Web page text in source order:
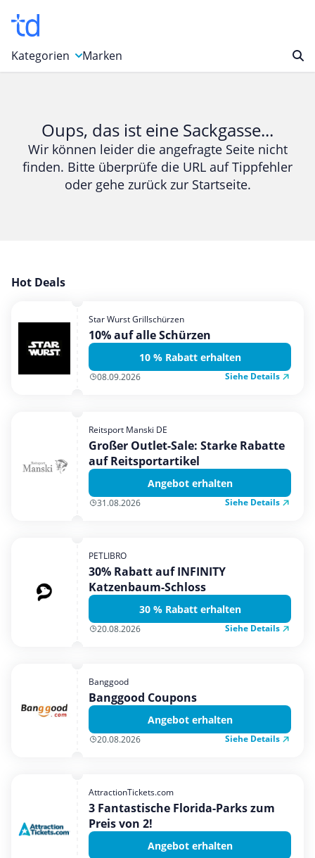
Kategorien
Bücher & Magazine
Computer & Elektronik
Entertainment & Media
Garten, Haushalt & Tiere
Mobilfunk & Internet
Mode & Accessoires
Shopping
Urlaub & Reise
Marken
Oups, das ist eine Sackgasse...
Wir können leider die angefragte Seite nicht
finden. Bitte überprüfe die URL auf Tippfehler
oder gehe zurück zur Startseite.
Hot Deals
Star Wurst Grillschürzen
10% auf alle Schürzen
10 % Rabatt erhalten
08.09.2026 Siehe Details
Reitsport Manski DE
Großer Outlet-Sale: Starke Rabatte
auf Reitsportartikel
Angebot erhalten
31.08.2026 Siehe Details
PETLIBRO
30% Rabatt auf INFINITY
Katzenbaum-Schloss
30 % Rabatt erhalten
20.08.2026 Siehe Details
Banggood
Banggood Coupons
Angebot erhalten
20.08.2026 Siehe Details
AttractionTickets.com
3 Fantastische Florida-Parks zum
Preis von 2!
Angebot erhalten